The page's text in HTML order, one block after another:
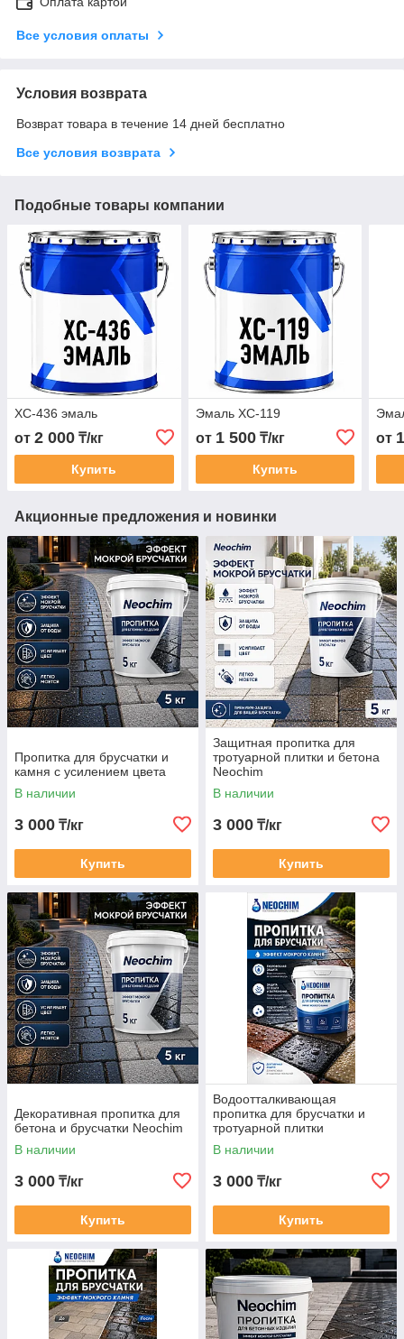
Все условия оплаты
Условия возврата
Возврат товара в течение 14 дней бесплатно
Все условия возврата
Подобные товары компании
ХС-436 эмаль
от 2 000 ₸/кг
Купить
Эмаль ХС-119
от 1 500₸/кг
Купить
от
Акционные предложения и новинки
Пропитка для брусчатки и
камня с усилением цвета
В наличии
3 000 ₸/кг
Купить
Защитная пропитка для
тротуарной плитки и бетона
Neochim
В наличии
3 000 ₸/кг
Купить
Декоративная пропитка для
бетона и брусчатки Neochim
В наличии
3 000 ₸/кг
Купить
Водоотталкивающая
пропитка для брусчатки и
тротуарной плитки
В наличии
3 000 ₸/кг
Купить